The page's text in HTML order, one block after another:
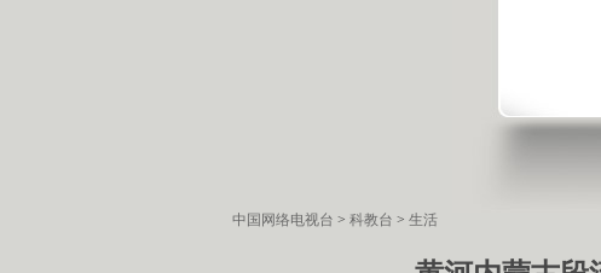
中国网络电视台 > 科教台 > 生活